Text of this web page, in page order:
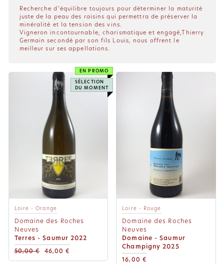
Recherche d’équilibre toujours pour déterminer la maturité
juste de la peau des raisins qui permettra de préserver la
minéralité et la tension des vins.
Vigneron incontournable, charismatique et engagé,Thierry
Germain secondé par son fils Louis, nous offrent le
meilleur sur ses appellations.
Loire - Orange
Domaine des Roches
Neuves
Terres - Saumur 2022
50,00 € 46,00 €
EN PROMO
SÉLECTION
DU MOMENT
Loire - Rouge
Domaine des Roches
Neuves
Domaine - Saumur
Champigny 2025
16,00 €